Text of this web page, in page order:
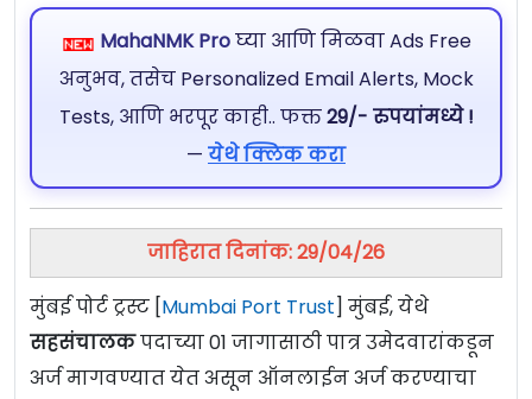
MahaNMK Proघ्या आणि मिळवा Ads Free
अनुभव, तसेच Personalized Email Alerts, Mock
Tests, आणि भरपूर काही.. फक्त29/- रुपयांमध्ये !
— येथे क्लिक करा
जाहिरात दिनांक: 29/04/26
मुंबई पोर्ट ट्रस्ट [Mumbai Port Trust] मुंबई, येथे
सहसंचालकपदाच्या 01 जागासाठी पात्र उमेदवारांकडून
अर्ज मागवण्यात येत असून ऑनलाईन अर्ज करण्याचा